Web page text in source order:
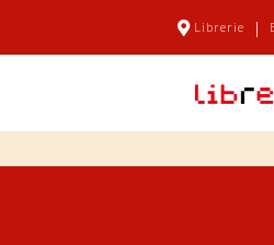
Librerie |